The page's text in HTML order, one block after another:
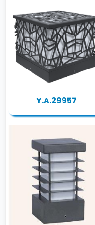
Y.A.29957